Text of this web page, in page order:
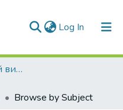
Log In (current)
Навчально-науковий видавничо-полiграфiчний інститут (НН ВПІ)
Browse by Subject